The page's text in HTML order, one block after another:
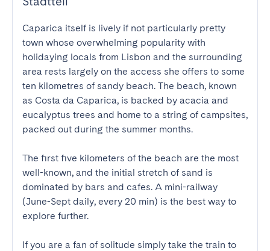
Caparica itself is lively if not particularly pretty
town whose overwhelming popularity with
holidaying locals from Lisbon and the surrounding
area rests largely on the access she offers to some
ten kilometres of sandy beach. The beach, known
as Costa da Caparica, is backed by acacia and
eucalyptus trees and home to a string of campsites,
packed out during the summer months.
The first five kilometers of the beach are the most
well-known, and the initial stretch of sand is
dominated by bars and cafes. A mini-railway
(June-Sept daily, every 20 min) is the best way to
explore further.
If you are a fan of solitude simply take the train to